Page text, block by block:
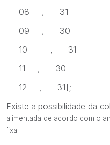
08 , 31
09 , 30
10 , 31
11 , 30
12 , 31];
Existe a possibilidade da
alimentada de acordo com o
fixa.